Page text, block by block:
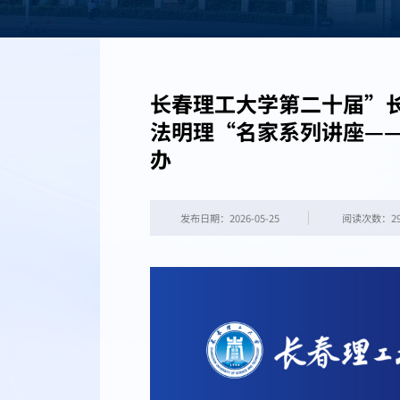
长春理工大学第二十届”
法明理“名家系列讲座——
办
发布日期：2026-05-25 阅读次数：